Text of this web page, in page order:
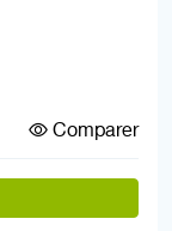
Comparer